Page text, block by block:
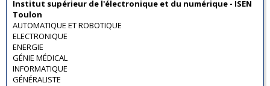
Institut supérieur de l'électronique et du numérique - ISEN
Toulon
AUTOMATIQUE ET ROBOTIQUE
ELECTRONIQUE
ENERGIE
GÉNIE MÉDICAL
INFORMATIQUE
GÉNÉRALISTE